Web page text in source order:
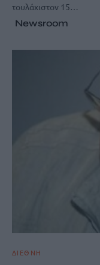
τουλάχιστον 15…
Newsroom
ΔΙΕΘΝΗ